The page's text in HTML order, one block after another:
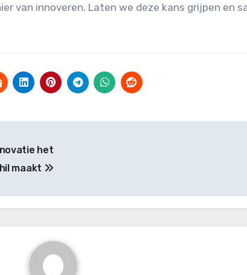
van innoveren. Laten we deze kans grijpen en
het
maakt